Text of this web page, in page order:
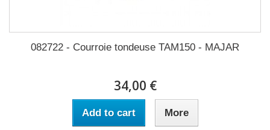
082722 - Courroie tondeuse TAM150 - MAJAR
34,00 €
Add to cart More